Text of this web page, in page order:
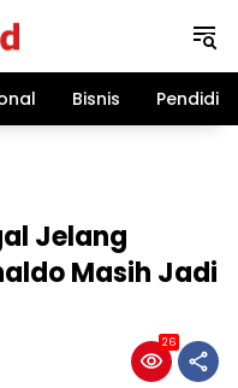
Bisnis
Jelang
Masih Jadi
26